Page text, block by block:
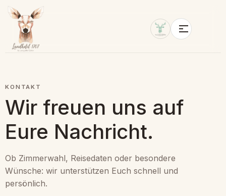
KONTAKT
Wir freuen uns auf
Eure Nachricht.
Ob Zimmerwahl, Reisedaten oder besondere
Wünsche: wir unterstützen Euch schnell und
persönlich.